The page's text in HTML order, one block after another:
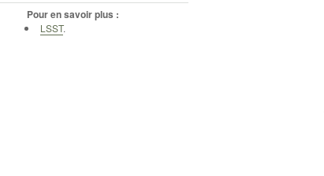
Pour en savoir plus :
LSST.